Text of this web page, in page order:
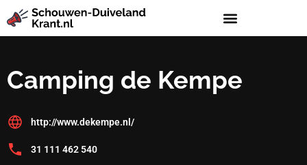
Camping de Kempe
http://www.dekempe.nl/
31 111 462 540